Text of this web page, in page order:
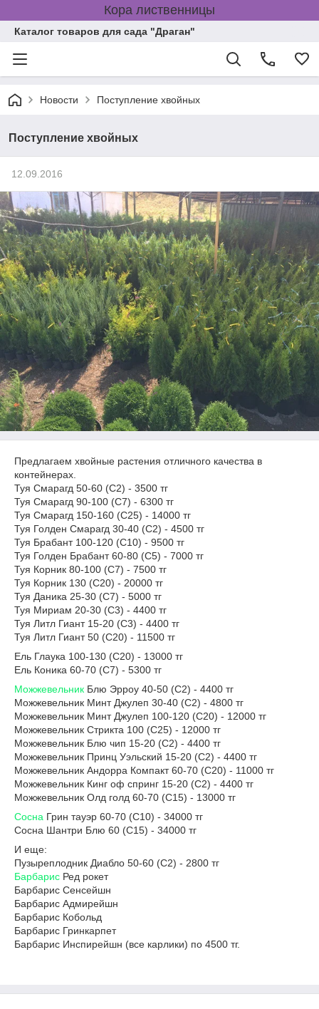
Кора лиственницы
Каталог товаров для сада "Драган"
Новости Поступление хвойных
Поступление хвойных
12.09.2016
Предлагаем хвойные растения отличного качества в
контейнерах.
Туя Смарагд 50-60 (С2) - 3500 тг
Туя Смарагд 90-100 (С7) - 6300 тг
Туя Смарагд 150-160 (С25) - 14000 тг
Туя Голден Смарагд 30-40 (С2) - 4500 тг
Туя Брабант 100-120 (С10) - 9500 тг
Туя Голден Брабант 60-80 (С5) - 7000 тг
Туя Корник 80-100 (С7) - 7500 тг
Туя Корник 130 (С20) - 20000 тг
Туя Даника 25-30 (С7) - 5000 тг
Туя Мириам 20-30 (С3) - 4400 тг
Туя Литл Гиант 15-20 (С3) - 4400 тг
Туя Литл Гиант 50 (С20) - 11500 тг
Ель Глаука 100-130 (С20) - 13000 тг
Ель Коника 60-70 (С7) - 5300 тг
Можжевельник Блю Эрроу 40-50 (С2) - 4400 тг
Можжевельник Минт Джулеп 30-40 (С2) - 4800 тг
Можжевельник Минт Джулеп 100-120 (С20) - 12000 тг
Можжевельник Стрикта 100 (С25) - 12000 тг
Можжевельник Блю чип 15-20 (С2) - 4400 тг
Можжевельник Принц Уэльский 15-20 (С2) - 4400 тг
Можжевельник Андорра Компакт 60-70 (С20) - 11000 тг
Можжевельник Кинг оф спринг 15-20 (С2) - 4400 тг
Можжевельник Олд голд 60-70 (С15) - 13000 тг
Сосна Грин тауэр 60-70 (С10) - 34000 тг
Сосна Шантри Блю 60 (С15) - 34000 тг
И еще:
Пузыреплодник Диабло 50-60 (С2) - 2800 тг
Барбарис Ред рокет
Барбарис Сенсейшн
Барбарис Адмирейшн
Барбарис Кобольд
Барбарис Гринкарпет
Барбарис Инспирейшн (все карлики) по 4500 тг.